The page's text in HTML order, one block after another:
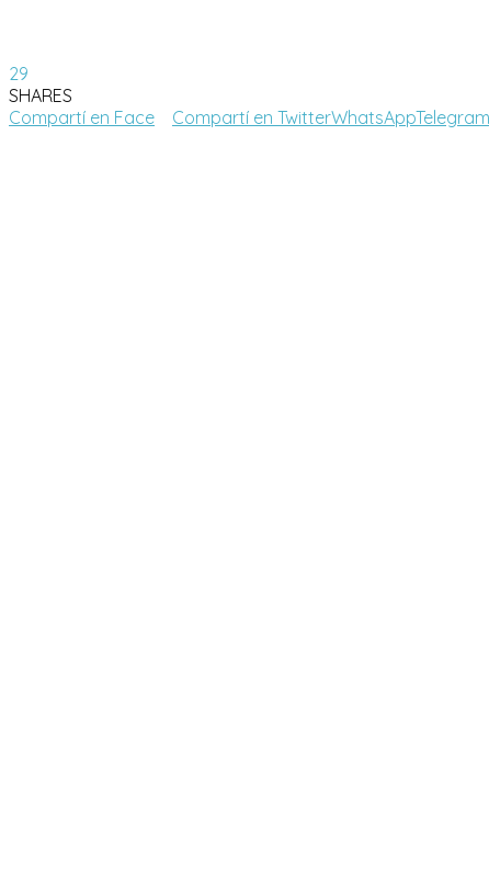
29
SHARES
Compartí en Face
Compartí en TwitterWhatsAppTelegram